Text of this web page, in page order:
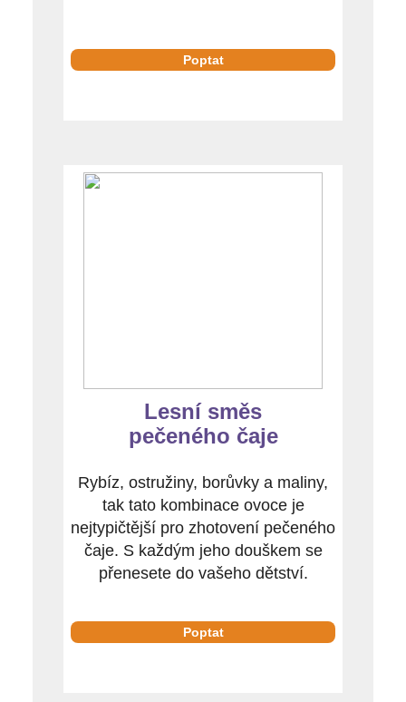
Poptat
Lesní směs
pečeného čaje
Rybíz, ostružiny, borůvky a maliny,
tak tato kombinace ovoce je
nejtypičtější pro zhotovení pečeného
čaje. S každým jeho douškem se
přenesete do vašeho dětství.
Poptat